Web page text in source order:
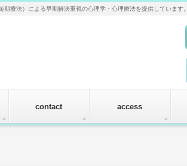
療法）による早期解決重視の心理学・心理療法を提供しています。
contact access